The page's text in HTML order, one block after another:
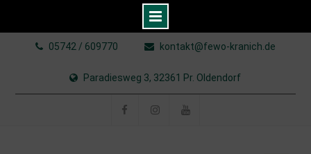
05742 / 609770 kontakt@fewo-kranich.de
Paradiesweg 3, 32361 Pr. Oldendorf